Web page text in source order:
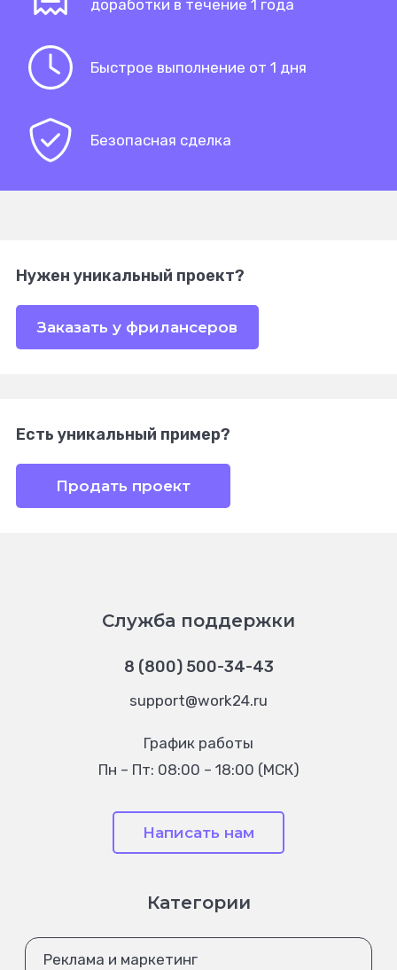
доработки в течение 1 года
Быстрое выполнение от 1 дня
Безопасная сделка
Нужен уникальный проект?
Заказать у фрилансеров
Есть уникальный пример?
Продать проект
Служба поддержки
8 (800) 500-34-43
support@work24.ru
График работы
Пн – Пт: 08:00 – 18:00 (МСК)
Написать нам
Категории
Реклама и маркетинг